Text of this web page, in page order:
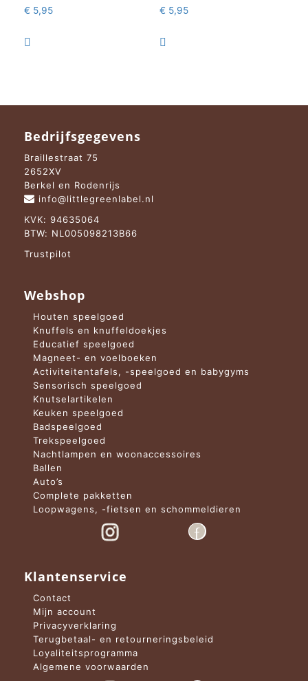
€ 5,95

€ 5,95

Bedrijfsgegevens
Braillestraat 75
2652XV
Berkel en Rodenrijs
info@littlegreenlabel.nl
KVK: 94635064
BTW: NL005098213B66
Trustpilot
Webshop
Houten speelgoed
Knuffels en knuffeldoekjes
Educatief speelgoed
Magneet- en voelboeken
Activiteitentafels, -speelgoed en babygyms
Sensorisch speelgoed
Knutselartikelen
Keuken speelgoed
Badspeelgoed
Trekspeelgoed
Nachtlampen en woonaccessoires
Ballen
Auto’s
Complete pakketten
Loopwagens, -fietsen en schommeldieren
Klantenservice
Contact
Mijn account
Privacyverklaring
Terugbetaal- en retourneringsbeleid
Loyaliteitsprogramma
Algemene voorwaarden